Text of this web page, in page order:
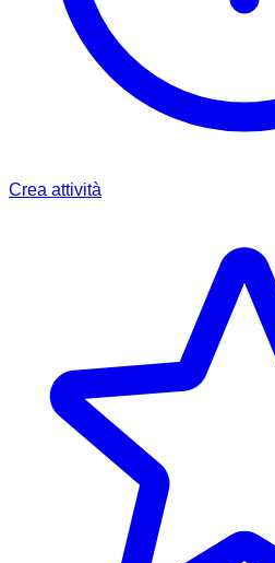
Crea attività